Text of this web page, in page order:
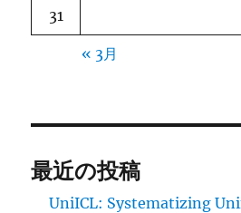
31
« 3月
最近の投稿
UniICL: Systematizing